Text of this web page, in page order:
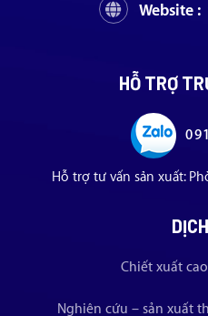
Website :
HỖ TRỢ
Hỗ trợ tư vấn sản xuất:
Chiết xuất
Nghiên cứu – sản xuất